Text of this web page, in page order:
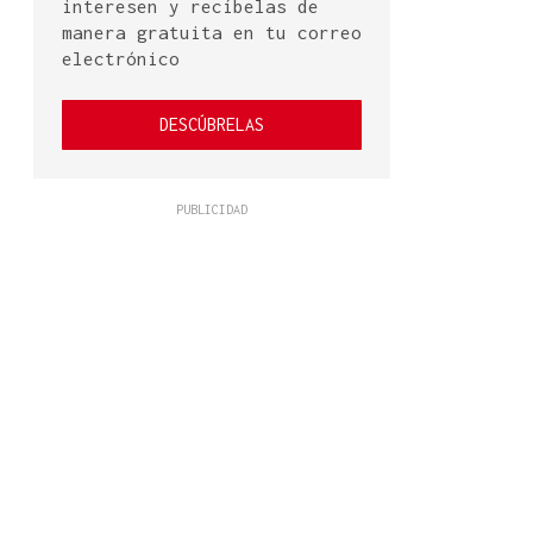
interesen y recíbelas de
manera gratuita en tu correo
electrónico
DESCÚBRELAS